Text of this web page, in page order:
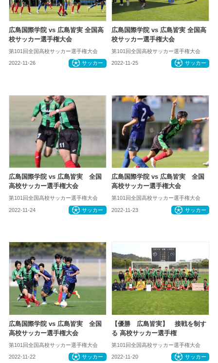
広島国際学院 vs 広島皆実 全国高
校サッカー選手権大会
第101回全国高校サッカー選手権大会
2022-11-26 サッカー
広島国際学院 vs 広島皆実 全国高
校サッカー選手権大会
第101回全国高校サッカー選手権大会
2022-11-25 サッカー
広島国際学院 vs 広島皆実 全国
高校サッカー選手権大会
第101回全国高校サッカー選手権大会
2022-11-24 サッカー
広島国際学院 vs 広島皆実 全国
高校サッカー選手権大会
第101回全国高校サッカー選手権大会
2022-11-23 サッカー
広島国際学院 vs 広島皆実 全国
高校サッカー選手権大会
第101回全国高校サッカー選手権大会
2022-11-22 サッカー
【優勝 広島皆実】 接戦を制す
る 高校サッカー選手権
第101回全国高校サッカー選手権大会
2022-11-20 サッカー